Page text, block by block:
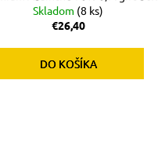
Skladom (8 ks)
€26,40
DO KOŠÍKA